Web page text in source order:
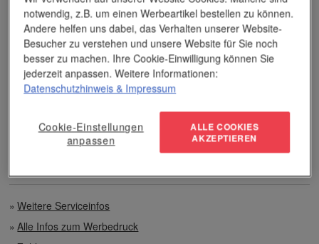
Unser Service
Individuelle Beratung
Preisvorteile auch bei geringen Mengen
Weitere Serviceinfos
Alle Infos zum Werbedruck
notwendig, z.B. um einen Werbeartikel bestellen zu können.
Andere helfen uns dabei, das Verhalten unserer Website-
Besucher zu verstehen und unsere Website für Sie noch
besser zu machen. Ihre Cookie-Einwilligung können Sie
jederzeit anpassen. Weitere Informationen:
Datenschutzhinweis & Impressum
Cookie-Einstellungen
anpassen
ALLE COOKIES
AKZEPTIEREN